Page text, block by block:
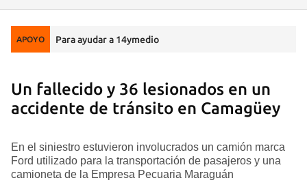
APOYO Para ayudar a 14ymedio
Un fallecido y 36 lesionados en un
accidente de tránsito en Camagüey
En el siniestro estuvieron involucrados un camión marca
Ford utilizado para la transportación de pasajeros y una
camioneta de la Empresa Pecuaria Maraguán